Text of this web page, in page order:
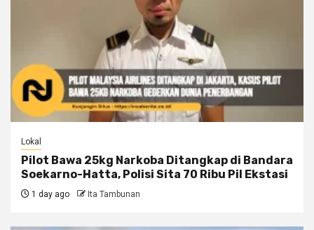
Lokal
Pilot Bawa 25kg Narkoba Ditangkap di Bandara
Soekarno-Hatta, Polisi Sita 70 Ribu Pil Ekstasi
1 day ago Ita Tambunan